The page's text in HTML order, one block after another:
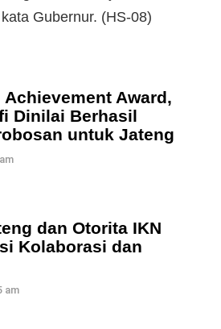
Gubernur. (HS-08)
Achievement Award,
Dinilai Berhasil
untuk Jateng
dan Otorita IKN
Kolaborasi dan
am